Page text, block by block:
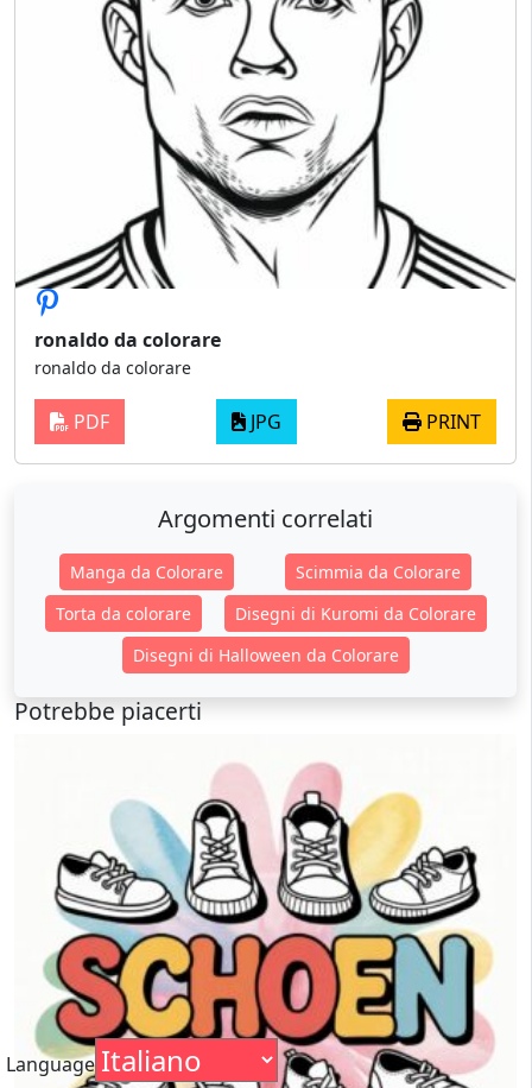
ronaldo da colorare
ronaldo da colorare
PDF JPG PRINT
Argomenti correlati
Manga da Colorare
Scimmia da Colorare
Torta da colorare
Disegni di Kuromi da Colorare
Disegni di Halloween da Colorare
Potrebbe piacerti
Language